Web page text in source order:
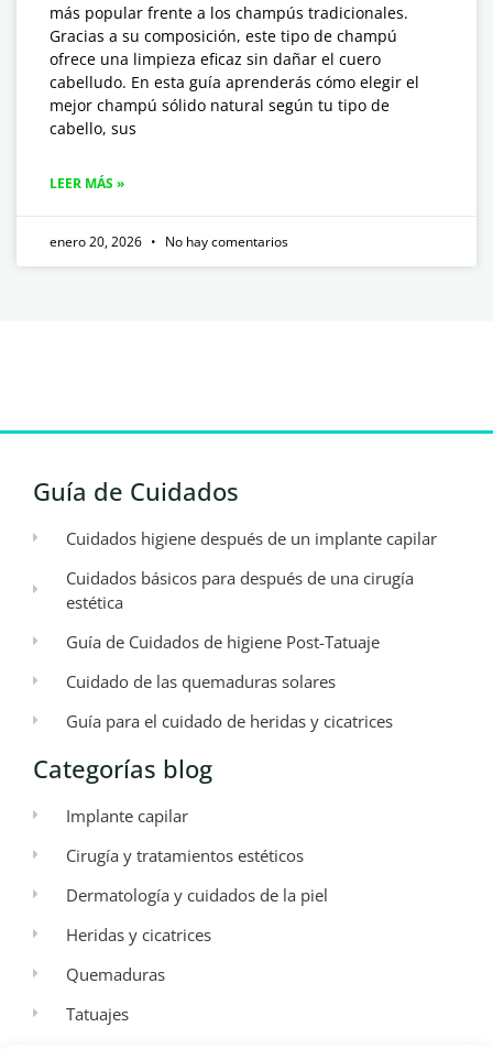
más popular frente a los champús tradicionales.
Gracias a su composición, este tipo de champú
ofrece una limpieza eficaz sin dañar el cuero
cabelludo. En esta guía aprenderás cómo elegir el
mejor champú sólido natural según tu tipo de
cabello, sus
LEER MÁS »
enero 20, 2026 No hay comentarios
Guía de Cuidados
Cuidados higiene después de un implante capilar
Cuidados básicos para después de una cirugía
estética
Guía de Cuidados de higiene Post-Tatuaje
Cuidado de las quemaduras solares
Guía para el cuidado de heridas y cicatrices
Categorías blog
Implante capilar
Cirugía y tratamientos estéticos
Dermatología y cuidados de la piel
Heridas y cicatrices
Quemaduras
Tatuajes